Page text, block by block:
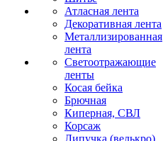
Атласная лента
Декоративная лента
Металлизированная
лента
Светоотражающие
ленты
Косая бейка
Брючная
Киперная, СВЛ
Корсаж
Липучка (велькро)